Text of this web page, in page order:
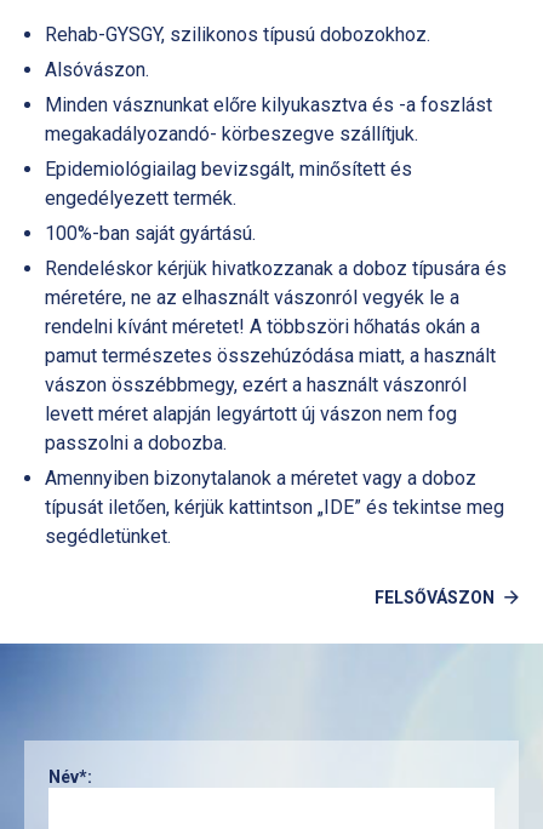
Rehab-GYSGY, szilikonos típusú dobozokhoz.
Alsóvászon.
Minden vásznunkat előre kilyukasztva és -a foszlást
megakadályozandó- körbeszegve szállítjuk.
Epidemiológiailag bevizsgált, minősített és
engedélyezett termék.
100%-ban saját gyártású.
Rendeléskor kérjük hivatkozzanak a doboz típusára és
méretére, ne az elhasznált vászonról vegyék le a
rendelni kívánt méretet! A többszöri hőhatás okán a
pamut természetes összehúzódása miatt, a használt
vászon összébbmegy, ezért a használt vászonról
levett méret alapján legyártott új vászon nem fog
passzolni a dobozba.
Amennyiben bizonytalanok a méretet vagy a doboz
típusát iletően, kérjük kattintson „IDE” és tekintse meg
segédletünket.
FELSŐVÁSZON
Név*: